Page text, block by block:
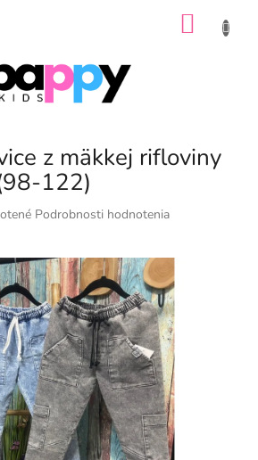
z mäkkej rifloviny
122)
Podrobnosti hodnotenia